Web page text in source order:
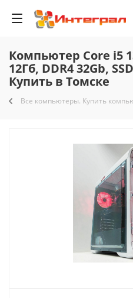
Компьютер Core i5
12Гб, DDR4 32Gb,
Купить в Томске
Все компьютеры. Купить